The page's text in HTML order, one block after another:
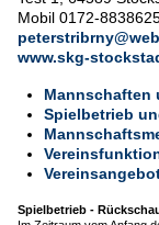
Mobil 0172-
www.skg-
Mannschaften
Spielbetrieb
Spielbetrieb -